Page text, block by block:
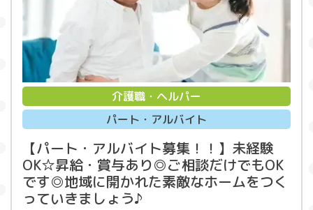
介護職・ヘルパー
パート・アルバイト
【パート・アルバイト募集！！】未経験
OK☆昇給・賞与あり◎ご相談だけでもOK
です◎地域に開かれた素敵なホームをつく
っていきましょう♪